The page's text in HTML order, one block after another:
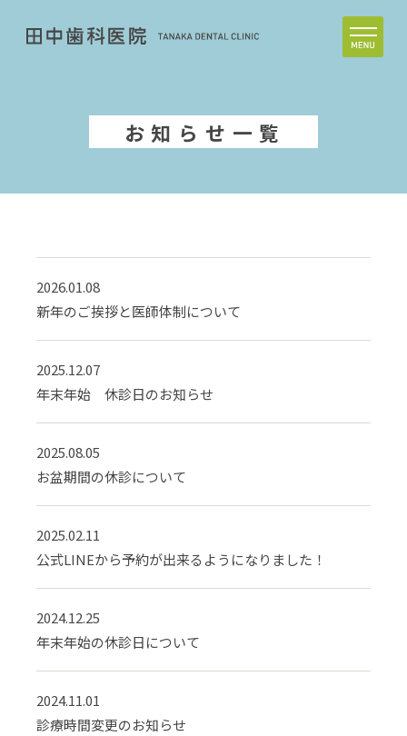
お知らせ一覧
2026.01.08
新年のご挨拶と医師体制について
2025.12.07
年末年始 休診日のお知らせ
2025.08.05
お盆期間の休診について
2025.02.11
公式LINEから予約が出来るようになりました！
2024.12.25
年末年始の休診日について
2024.11.01
診療時間変更のお知らせ